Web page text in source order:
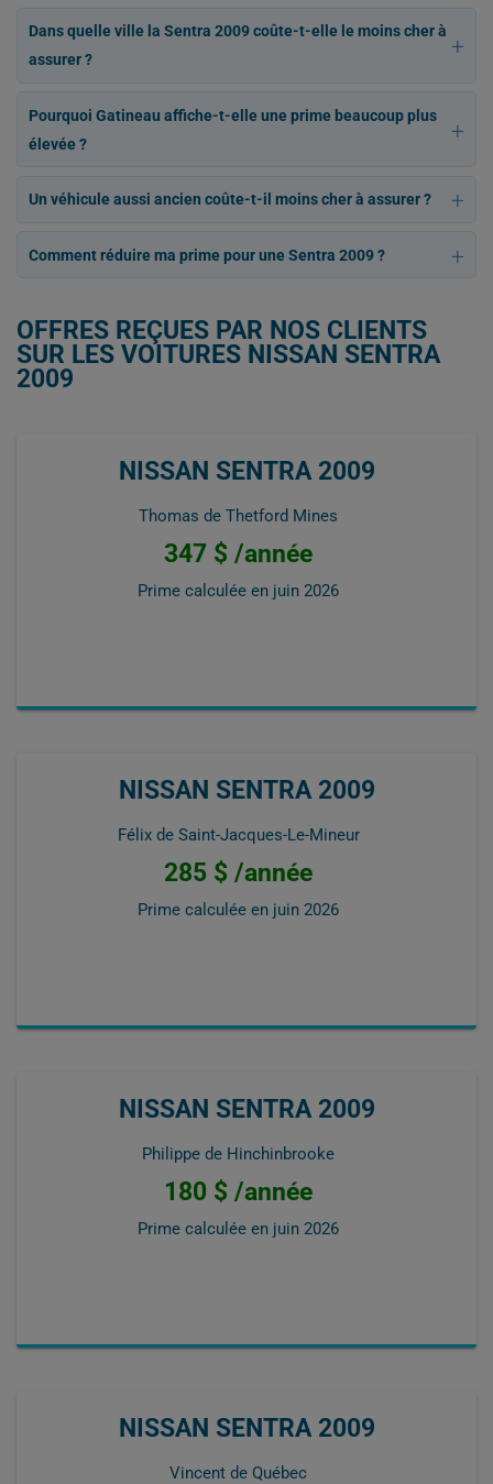
Dans quelle ville la Sentra 2009 coûte-t-elle le moins cher à
assurer ?
Pourquoi Gatineau affiche-t-elle une prime beaucoup plus
élevée ?
Un véhicule aussi ancien coûte-t-il moins cher à assurer ?
Comment réduire ma prime pour une Sentra 2009 ?
OFFRES REÇUES PAR NOS CLIENTS
SUR LES VOITURES NISSAN SENTRA
2009
NISSAN SENTRA 2009
Thomas de Thetford Mines
347 $ /année
Prime calculée en juin 2026
NISSAN SENTRA 2009
Félix de Saint-Jacques-Le-Mineur
285 $ /année
Prime calculée en juin 2026
NISSAN SENTRA 2009
Philippe de Hinchinbrooke
180 $ /année
Prime calculée en juin 2026
NISSAN SENTRA 2009
Vincent de Québec